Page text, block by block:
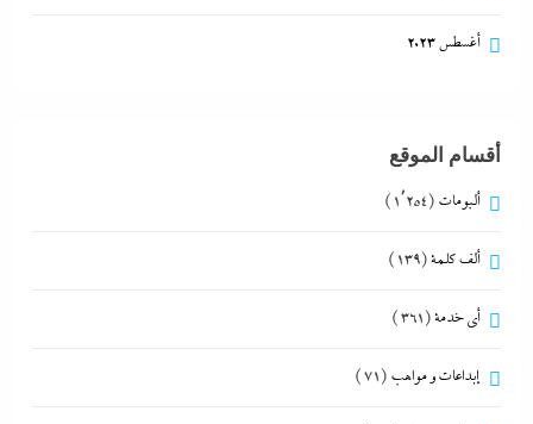
أغسطس 2023
أقسام الموقع
ألبومات (1٬254)
ألف كلمة(139)
أي خدمة(361)
إبداعات و مواهب (71)